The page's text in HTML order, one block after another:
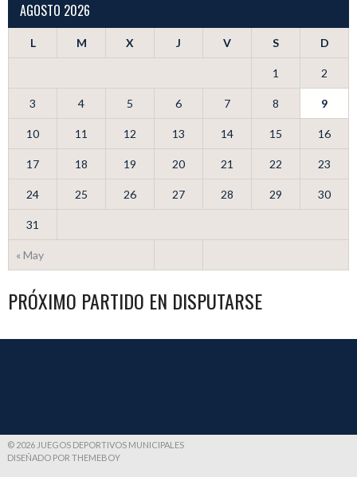
AGOSTO 2026
L M X J V S D
« May
1 2
3 4 5 6 7 8 9
10 11 12 13 14 15 16
17 18 19 20 21 22 23
24 25 26 27 28 29 30
31
PRÓXIMO PARTIDO EN DISPUTARSE
© 2026 JUEGOS DEPORTIVOS MUNICIPALES
DISEÑADO POR THEMEBOY